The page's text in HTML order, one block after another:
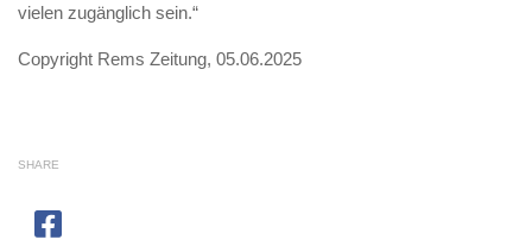
vielen zugänglich sein.“
Copyright Rems Zeitung, 05.06.2025
SHARE